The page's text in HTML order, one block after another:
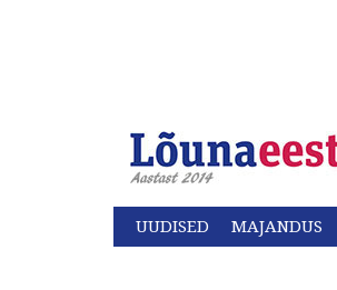
UUDISED MAJANDUS